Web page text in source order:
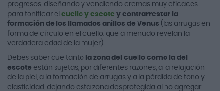
progresos, diseñando y vendiendo cremas muy eficaces
para tonificar el cuello y escote y contrarrestar la
formación de los llamados anillos de Venus (las arrugas en
forma de círculo en el cuello, que a menudo revelan la
verdadera edad de la mujer).
Debes saber que tanto la zona del cuello como la del
escote están sujetas, por diferentes razones, a la relajación
de la piel, a la formación de arrugas y a la pérdida de tono y
elasticidad, dejando esta zona desprotegida al no agregar